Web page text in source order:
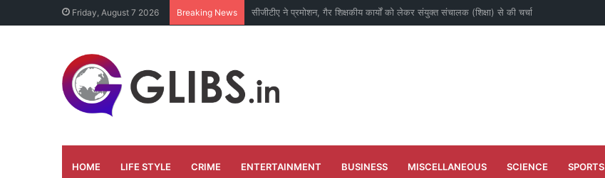
Friday, August 7 2026 Breaking News दिव्यांग भृत्य ने अपने 10 वर्ष के कार्यकाल की स्मृति में बच्चों को कराया न्योता भोज
HOME LIFE STYLE CRIME ENTERTAINMENT BUSINESS MISCELLANEOUS SCIENCE SPORTS